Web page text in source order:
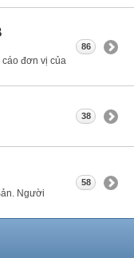
đơn vị của
86
38
Người
58